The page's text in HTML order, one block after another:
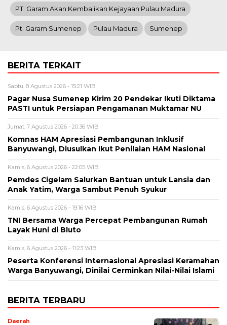
PT. Garam Akan Kembalikan Kejayaan Pulau Madura
Pt. Garam Sumenep Pulau Madura Sumenep
BERITA TERKAIT
Sabtu, 8 Agustus 2026 - 15:21 WIB
Pagar Nusa Sumenep Kirim 20 Pendekar Ikuti Diktama
PASTI untuk Persiapan Pengamanan Muktamar NU
Jumat, 7 Agustus 2026 - 20:36 WIB
Komnas HAM Apresiasi Pembangunan Inklusif
Banyuwangi, Diusulkan Ikut Penilaian HAM Nasional
Kamis, 6 Agustus 2026 - 22:05 WIB
Pemdes Cigelam Salurkan Bantuan untuk Lansia dan
Anak Yatim, Warga Sambut Penuh Syukur
Kamis, 6 Agustus 2026 - 19:16 WIB
TNI Bersama Warga Percepat Pembangunan Rumah
Layak Huni di Bluto
Kamis, 6 Agustus 2026 - 11:23 WIB
Peserta Konferensi Internasional Apresiasi Keramahan
Warga Banyuwangi, Dinilai Cerminkan Nilai-Nilai Islami
BERITA TERBARU
Daerah